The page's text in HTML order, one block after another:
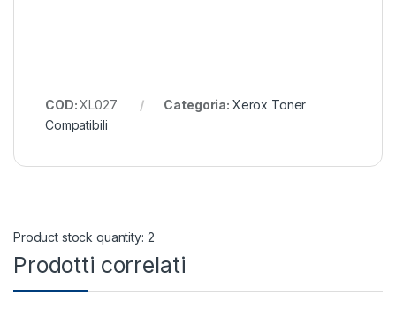
COD:XL027 Categoria: Xerox Toner
Compatibili
Product stock quantity: 2
Prodotti correlati